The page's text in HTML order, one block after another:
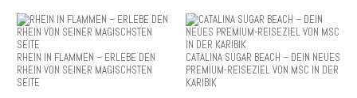
RHEIN IN FLAMMEN – ERLEBE DEN
RHEIN VON SEINER MAGISCHSTEN
SEITE
CATALINA SUGAR BEACH – DEIN NEUES
PREMIUM-REISEZIEL VON MSC IN DER
KARIBIK